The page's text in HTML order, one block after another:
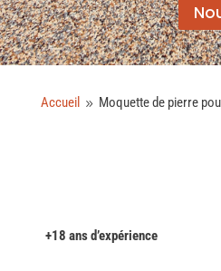
Accueil 9 Moquette de pierre
+18 ans d’expérience